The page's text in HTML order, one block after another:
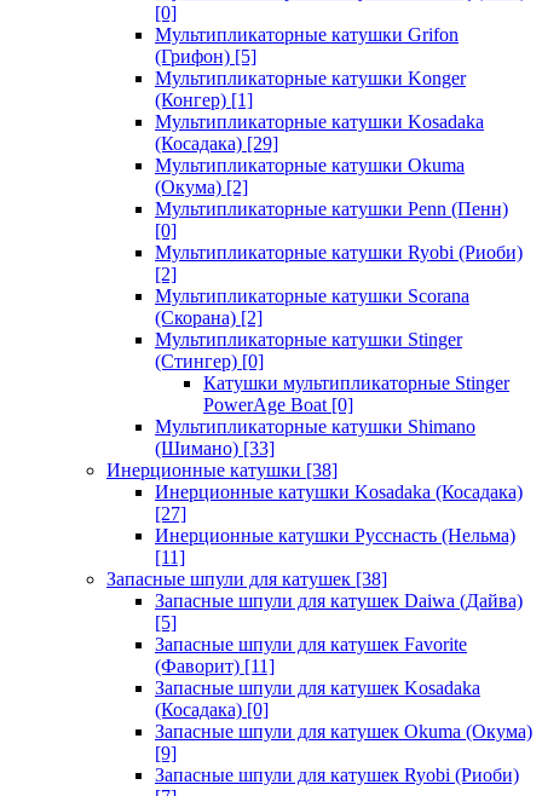
[0]
Мультипликаторные катушки Grifon
(Грифон) [5]
Мультипликаторные катушки Konger
(Конгер) [1]
Мультипликаторные катушки Kosadaka
(Косадака) [29]
Мультипликаторные катушки Okuma
(Окума) [2]
Мультипликаторные катушки Penn (Пенн)
[0]
Мультипликаторные катушки Ryobi (Риоби)
[2]
Мультипликаторные катушки Scorana
(Скорана) [2]
Мультипликаторные катушки Stinger
(Стингер) [0]
Катушки мультипликаторные Stinger
PowerAge Boat [0]
Мультипликаторные катушки Shimano
(Шимано) [33]
Инерционные катушки [38]
Инерционные катушки Kosadaka (Косадака)
[27]
Инерционные катушки Русснасть (Нельма)
[11]
Запасные шпули для катушек [38]
Запасные шпули для катушек Daiwa (Дайва)
[5]
Запасные шпули для катушек Favorite
(Фаворит) [11]
Запасные шпули для катушек Kosadaka
(Косадака) [0]
Запасные шпули для катушек Okuma (Окума)
[9]
Запасные шпули для катушек Ryobi (Риоби)